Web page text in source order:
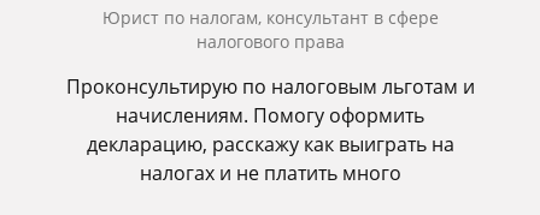
Юрист по налогам, консультант в сфере
налогового права
Проконсультирую по налоговым льготам и
начислениям. Помогу оформить
декларацию, расскажу как выиграть на
налогах и не платить много